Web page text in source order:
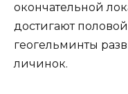
окончательной
достигают
геогельминты
личинок.